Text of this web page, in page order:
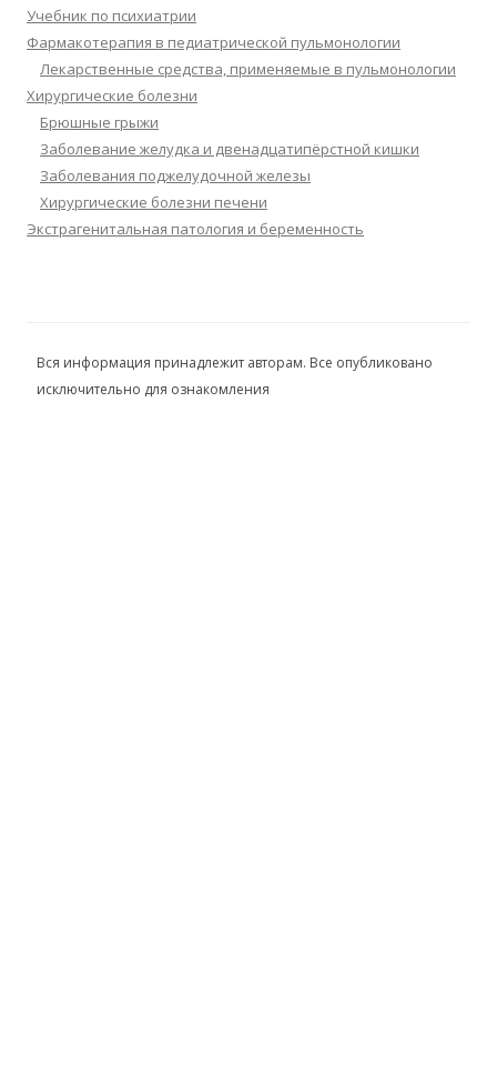
Учебник по психиатрии
Фармакотерапия в педиатрической пульмонологии
Лекарственные средства, применяемые в пульмонологии
Хирургические болезни
Брюшные грыжи
Заболевание желудка и двенадцатипёрстной кишки
Заболевания поджелудочной железы
Хирургические болезни печени
Экстрагенитальная патология и беременность
Вся информация принадлежит авторам. Все опубликовано
исключительно для ознакомления